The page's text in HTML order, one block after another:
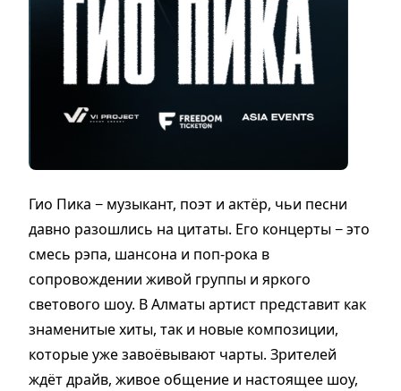
Гио Пика − музыкант, поэт и актёр, чьи песни
давно разошлись на цитаты. Его концерты − это
смесь рэпа, шансона и поп-рока в
сопровождении живой группы и яркого
светового шоу. В Алматы артист представит как
знаменитые хиты, так и новые композиции,
которые уже завоёвывают чарты. Зрителей
ждёт драйв, живое общение и настоящее шоу,